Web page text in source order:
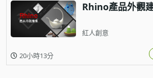
Rhino產品外觀
紅人創意
20小時13分